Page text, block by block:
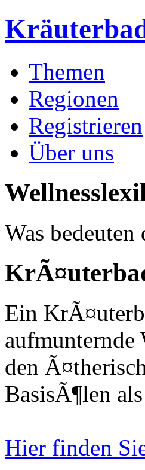
Themen
Regionen
Registrieren
Über uns
Was
Ein
den
BasisÃ¶len
Hier finden